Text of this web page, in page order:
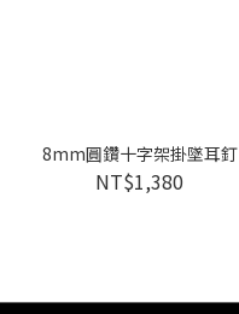
8mm圓鑽十字架掛墜耳釘
NT$1,380